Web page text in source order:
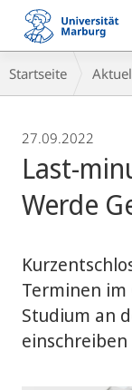
Mobile-
Navigation
Breadcrumb-
Navigation
Startseite
27.09.2022
Last-
Werde
Terminen
Studium an
einschreiben